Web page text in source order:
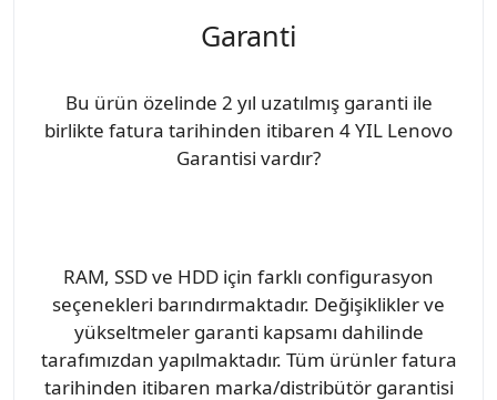
Garanti
Bu ürün özelinde 2 yıl uzatılmış garanti ile
birlikte fatura tarihinden itibaren 4 YIL Lenovo
Garantisi vardır?
RAM, SSD ve HDD için farklı configurasyon
seçenekleri barındırmaktadır. Değişiklikler ve
yükseltmeler garanti kapsamı dahilinde
tarafımızdan yapılmaktadır. Tüm ürünler fatura
tarihinden itibaren marka/distribütör garantisi